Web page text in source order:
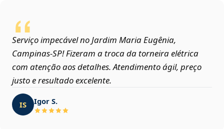
Serviço impecável no Jardim Maria Eugênia,
Campinas‑SP! Fizeram a troca da torneira elétrica
com atenção aos detalhes. Atendimento ágil, preço
justo e resultado excelente.
IS Igor S.